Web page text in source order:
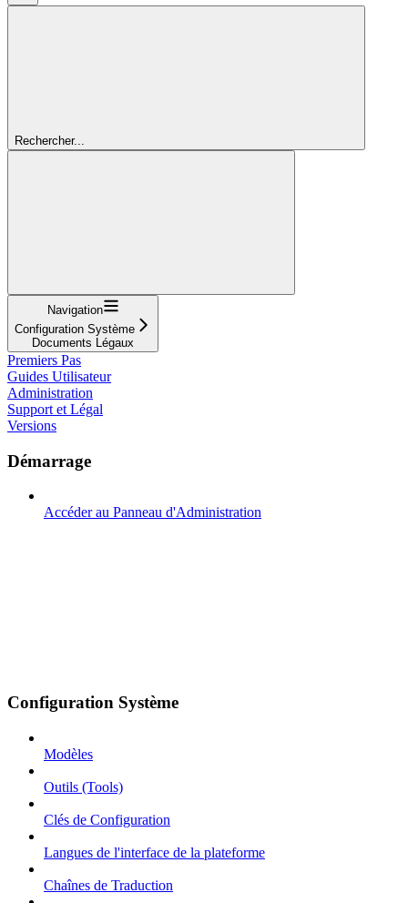
Rechercher...
Navigation
Configuration Système
Documents Légaux
Premiers Pas
Guides Utilisateur
Administration
Support et Légal
Versions
Démarrage
Accéder au Panneau d'Administration
Configuration Système
Modèles
Outils (Tools)
Clés de Configuration
Langues de l'interface de la plateforme
Chaînes de Traduction